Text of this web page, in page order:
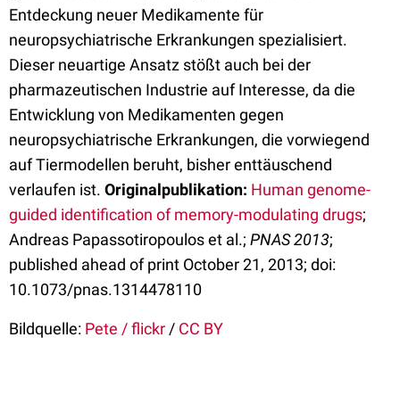
Entdeckung neuer Medikamente für
neuropsychiatrische Erkrankungen spezialisiert.
Dieser neuartige Ansatz stößt auch bei der
pharmazeutischen Industrie auf Interesse, da die
Entwicklung von Medikamenten gegen
neuropsychiatrische Erkrankungen, die vorwiegend
auf Tiermodellen beruht, bisher enttäuschend
verlaufen ist. Originalpublikation: Human genome-
guided identification of memory-modulating drugs;
Andreas Papassotiropoulos et al.; PNAS 2013;
published ahead of print October 21, 2013; doi:
10.1073/pnas.1314478110
Bildquelle: Pete / flickr / CC BY